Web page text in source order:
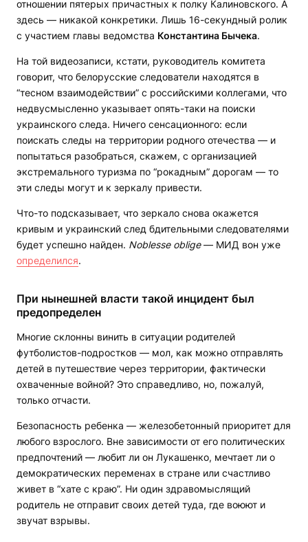
отношении пятерых причастных к полку Калиновского. А
здесь — никакой конкретики. Лишь 16-секундный ролик
с участием главы ведомства Константина Бычека.
На той видеозаписи, кстати, руководитель комитета
говорит, что белорусские следователи находятся в
“тесном взаимодействии” с российскими коллегами, что
недвусмысленно указывает опять-таки на поиски
украинского следа. Ничего сенсационного: если
поискать следы на территории родного отечества — и
попытаться разобраться, скажем, с организацией
экстремального туризма по “рокадным” дорогам — то
эти следы могут и к зеркалу привести.
Что-то подсказывает, что зеркало снова окажется
кривым и украинский след бдительными следователями
будет успешно найден. Noblesse oblige— МИД вон уже
определился.
При нынешней власти такой инцидент был
предопределен
Многие склонны винить в ситуации родителей
футболистов-подростков — мол, как можно отправлять
детей в путешествие через территории, фактически
охваченные войной? Это справедливо, но, пожалуй,
только отчасти.
Безопасность ребенка — железобетонный приоритет для
любого взрослого. Вне зависимости от его политических
предпочтений — любит ли он Лукашенко, мечтает ли о
демократических переменах в стране или счастливо
живет в “хате с краю”. Ни один здравомыслящий
родитель не отправит своих детей туда, где воюют и
звучат взрывы.